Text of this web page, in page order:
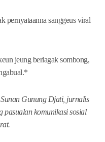
pernyataanna sanggeus viral
jeung berlagak sombong,
Gunung Djati, jurnalis
pasualan komunikasi sosial